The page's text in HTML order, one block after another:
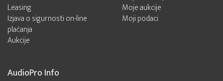
Leasing
Izjava o sigurnosti on-line
plaćanja
Aukcije
Moje aukcije
Moji podaci
AudioPro Info